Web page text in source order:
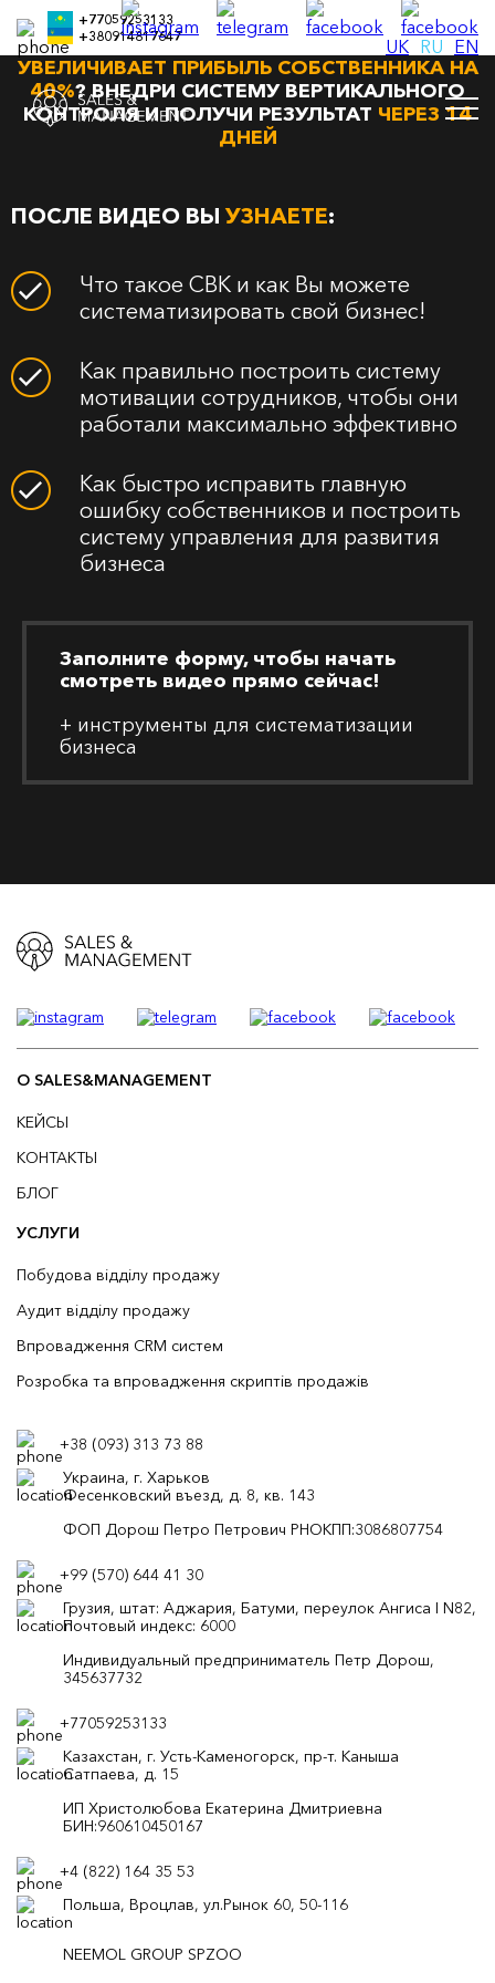
+380914817647
+77059253133
UK RU EN
КАК КОНТРОЛЬ РАБОТЫ СОТРУДНИКОВ
УВЕЛИЧИВАЕТ ПРИБЫЛЬ СОБСТВЕННИКА НА
40%? ВНЕДРИ СИСТЕМУ ВЕРТИКАЛЬНОГО
КОНТРОЛЯ И ПОЛУЧИ РЕЗУЛЬТАТ ЧЕРЕЗ 14
ДНЕЙ
ПОСЛЕ ВИДЕО ВЫ УЗНАЕТЕ:
Что такое СВК и как Вы можете
систематизировать свой бизнес!
Как правильно построить систему
мотивации сотрудников, чтобы они
работали максимально эффективно
Как быстро исправить главную
ошибку собственников и построить
систему управления для развития
бизнеса
Заполните форму, чтобы начать
смотреть видео прямо сейчас!
+ инструменты для систематизации
бизнеса
О SALES&MANAGEMENT
КЕЙСЫ
КОНТАКТЫ
БЛОГ
УСЛУГИ
Побудова відділу продажу
Аудит відділу продажу
Впровадження CRM систем
Розробка та впровадження скриптів продажів
+38 (093) 313 73 88
Украина, г. Харьков
Фесенковский въезд, д. 8, кв. 143
ФОП Дорош Петро Петрович РНОКПП:3086807754
+99 (570) 644 41 30
Грузия, штат: Аджария, Батуми, переулок Ангиса I N82,
Почтовый индекс: 6000
Индивидуальный предприниматель Петр Дорош,
345637732
+77059253133
Казахстан, г. Усть-Каменогорск, пр-т. Каныша
Сатпаева, д. 15
ИП Христолюбова Екатерина Дмитриевна
БИН:960610450167
+4 (822) 164 35 53
Польша, Вроцлав, ул.Рынок 60, 50-116
NEEMOL GROUP SPZOO